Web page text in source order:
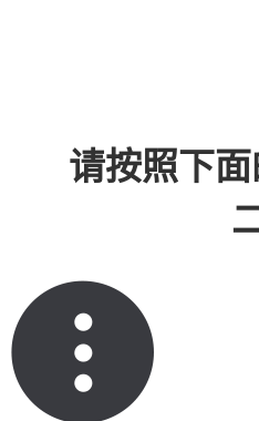
请按照下